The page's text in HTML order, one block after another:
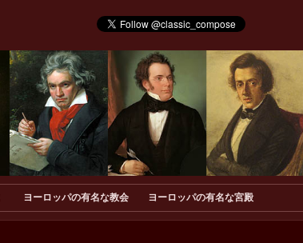
ヨーロッパの有名な教会 ヨーロッパの有名な宮殿